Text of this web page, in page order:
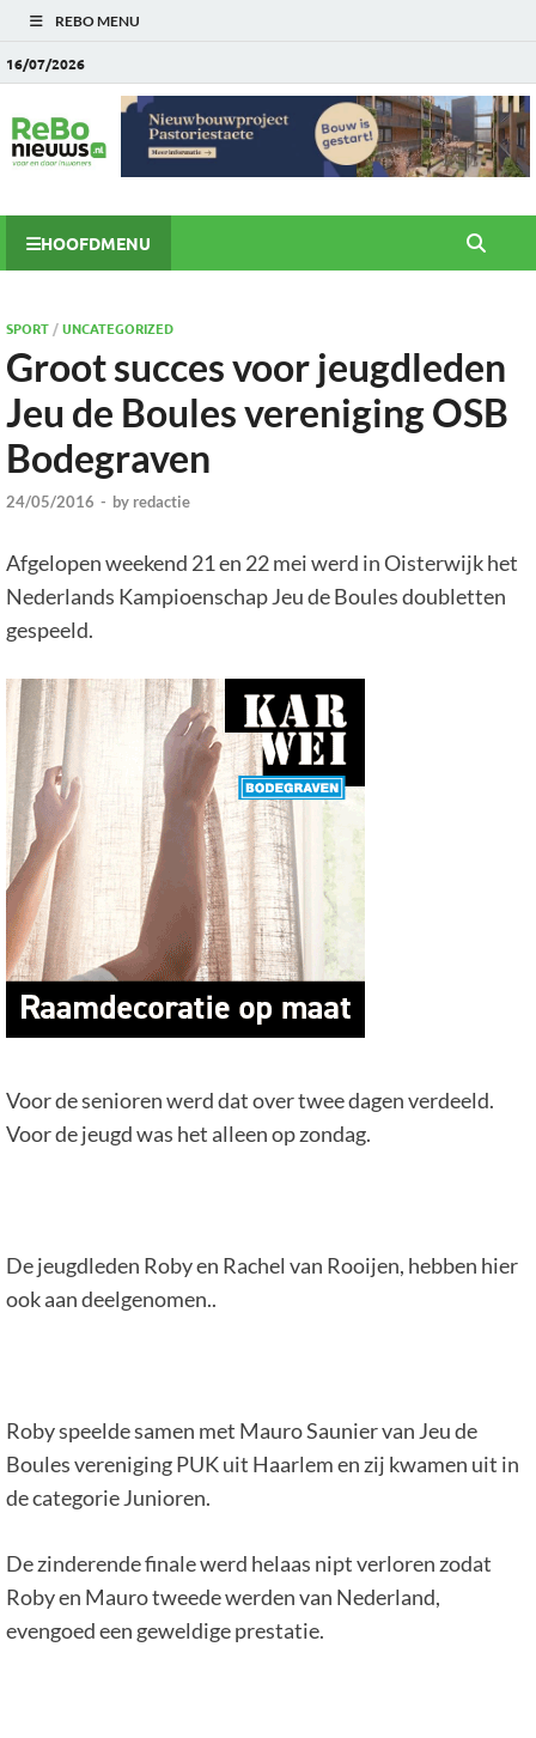
REBO MENU
16/07/2026
HOOFDMENU
SPORT/UNCATEGORIZED
Groot succes voor jeugdleden
Jeu de Boules vereniging OSB
Bodegraven
24/05/2016 - by redactie
Afgelopen weekend 21 en 22 mei werd in Oisterwijk het
Nederlands Kampioenschap Jeu de Boules doubletten
gespeeld.
Voor de senioren werd dat over twee dagen verdeeld.
Voor de jeugd was het alleen op zondag.
De jeugdleden Roby en Rachel van Rooijen, hebben hier
ook aan deelgenomen..
Roby speelde samen met Mauro Saunier van Jeu de
Boules vereniging PUK uit Haarlem en zij kwamen uit in
de categorie Junioren.
De zinderende finale werd helaas nipt verloren zodat
Roby en Mauro tweede werden van Nederland,
evengoed een geweldige prestatie.